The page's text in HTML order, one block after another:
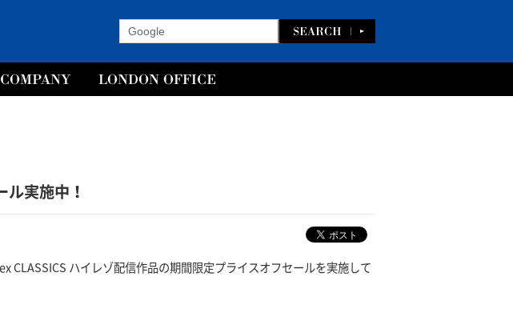
実施中！
ハイレゾ配信作品の期間限定プライスオフセールを実施して